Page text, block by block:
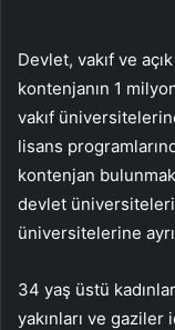
Devlet, vakıf ve
kontenjanın 1
vakıf
lisans
kontenjan
devlet
üniversitelerine
34 yaş üstü
yakınları ve